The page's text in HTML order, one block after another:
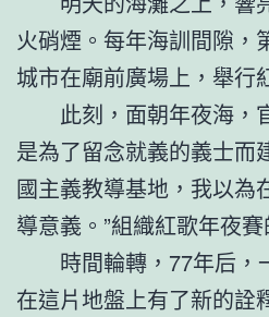
火硝煙。每年海訓間隙，
城市在廟前廣場上，舉行
此刻，面朝年夜海，
是為了留念就義的義士而
國主義教導基地，我以為
導意義。”組織紅歌年夜
時間輪轉，77年后，
在這片地盤上有了新的